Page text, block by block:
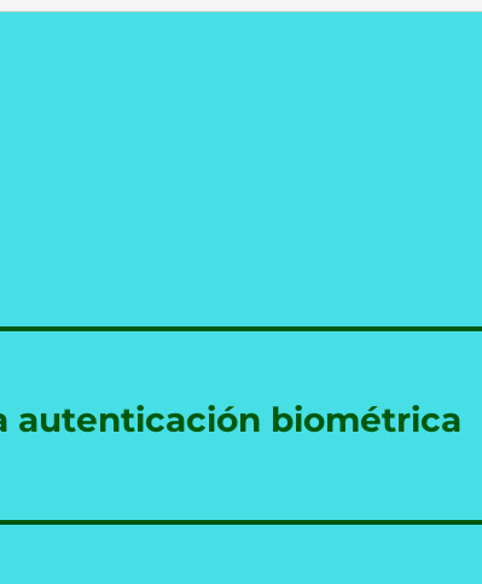
autenticación biométrica